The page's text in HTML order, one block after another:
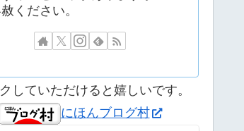
ください。
していただけると嬉しいです。
にほんブログ村